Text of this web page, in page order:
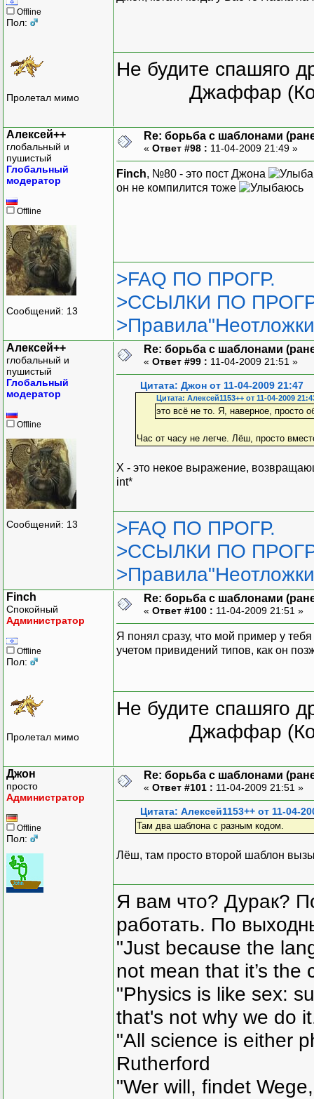
Offline
Пол:
Пролетал мимо
Не будите спашяго
Джаффар
Алексей++
глобальный и
пушистый
Глобальный
модератор
Offline
Сообщений: 13
Re: борьба с шаблонами
« Ответ #98 : 11-04-2009 21:49 »
Finch, №80 - это пост Джона
он не компилится тоже
>FAQ ПО ПРОГР.
>ССЫЛКИ ПО
Алексей++
глобальный и
пушистый
Глобальный
модератор
Offline
Сообщений: 13
Re: борьба с шаблонами
« Ответ #99 : 11-04-2009 21:51 »
Цитата: Джон от 11-04-2009 21:47
Цитата: Алексей1153++ от 11-04-2009
это всё не то. Я, наверное, просто
Час от часу не легче. Лёш, просто
X - это некое выражение,
int*
>FAQ ПО ПРОГР.
>ССЫЛКИ ПО
Finch
Спокойный
Администратор
Offline
Пол:
Пролетал мимо
Re: борьба с шаблонами
« Ответ #100 : 11-04-2009 21:51 »
Я понял сразу, что мой пример у
учетом привидений типов, как он
Не будите спашяго
Джаффар
Джон
просто
Администратор
Offline
Пол:
Re: борьба с шаблонами
« Ответ #101 : 11-04-2009 21:51 »
Цитата: Алексей1153++ от 11-04-
Там два шаблона с разным кодом.
Лёш, там просто второй шаблон
Я вам что? Дурак?
работать. По
"Just because the
not mean that it’s the
"Physics is like sex:
that's not why we do
"All science is either
Rutherford
"Wer will, findet